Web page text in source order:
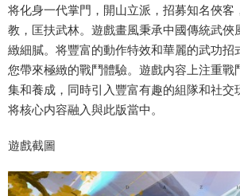
将化身一代掌門，開山立派，招募知名俠客
教，匡扶武林。遊戲畫風秉承中國傳統武俠
緻細膩。将豐富的動作特效和華麗的武功招
您帶來極緻的戰鬥體驗。遊戲内容上注重戰
集和養成，同時引入豐富有趣的組隊和社交
将核心内容融入與此版當中。
遊戲截圖